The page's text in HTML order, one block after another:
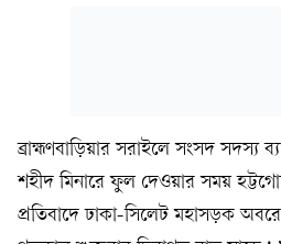
ব্রাহ্মণবাড়িয়ার সরাইলে সংসদ সদস্য
শহীদ মিনারে ফুল দেওয়ার সময়
প্রতিবাদে ঢাকা-সিলেট মহাসড়ক